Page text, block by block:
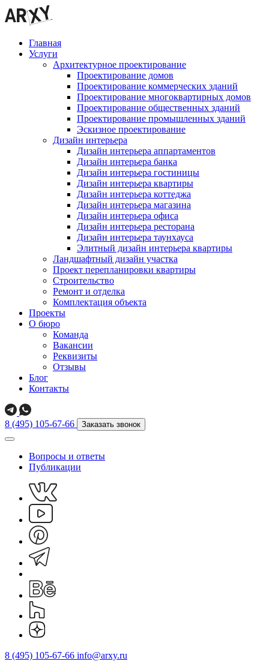
Главная
Услуги
Архитектурное проектирование
Проектирование домов
Проектирование коммерческих зданий
Проектирование многоквартирных домов
Проектирование общественных зданий
Проектирование промышленных зданий
Эскизное проектирование
Дизайн интерьера
Дизайн интерьера аппартаментов
Дизайн интерьера банка
Дизайн интерьера гостиницы
Дизайн интерьера квартиры
Дизайн интерьера коттеджа
Дизайн интерьера магазина
Дизайн интерьера офиса
Дизайн интерьера ресторана
Дизайн интерьера таунхауса
Элитный дизайн интерьера квартиры
Ландшафтный дизайн участка
Проект перепланировки квартиры
Строительство
Ремонт и отделка
Комплектация объекта
Проекты
О бюро
Команда
Вакансии
Реквизиты
Отзывы
Блог
Контакты
8 (495) 105-67-66 Заказать звонок
Вопросы и ответы
Публикации
8 (495) 105-67-66 info@arxy.ru